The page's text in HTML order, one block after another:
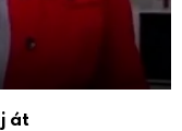
át